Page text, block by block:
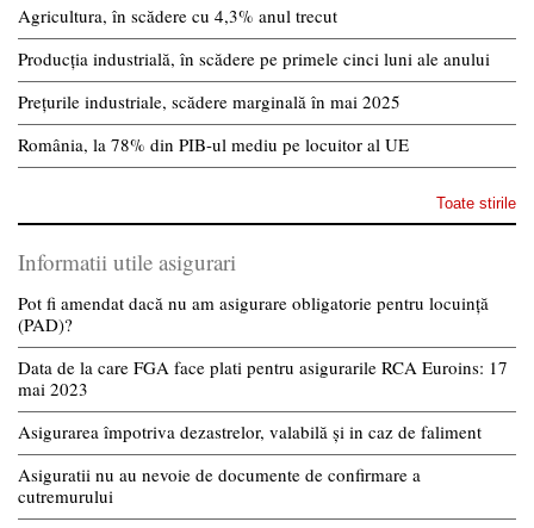
Agricultura, în scădere cu 4,3% anul trecut
Producția industrială, în scădere pe primele cinci luni ale anului
Prețurile industriale, scădere marginală în mai 2025
România, la 78% din PIB-ul mediu pe locuitor al UE
Toate stirile
Informatii utile asigurari
Pot fi amendat dacă nu am asigurare obligatorie pentru locuință
(PAD)?
Data de la care FGA face plati pentru asigurarile RCA Euroins: 17
mai 2023
Asigurarea împotriva dezastrelor, valabilă și in caz de faliment
Asiguratii nu au nevoie de documente de confirmare a
cutremurului